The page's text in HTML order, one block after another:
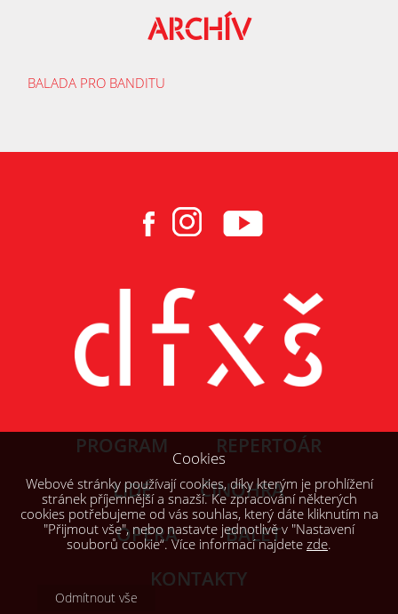
ARCHÍV
BALADA PRO BANDITU
PROGRAM
REPERTOÁR
LIDÉ
ČINOHRA
OPERA
BALET
KONTAKTY
Cookies
Webové stránky používají cookies, díky kterým je prohlížení
stránek příjemnější a snazší. Ke zpracování některých
cookies potřebujeme od vás souhlas, který dáte kliknutím na
"Přijmout vše", nebo nastavte jednotlivě v "Nastavení
souborů cookie“. Více informací najdete zde.
Odmítnout vše